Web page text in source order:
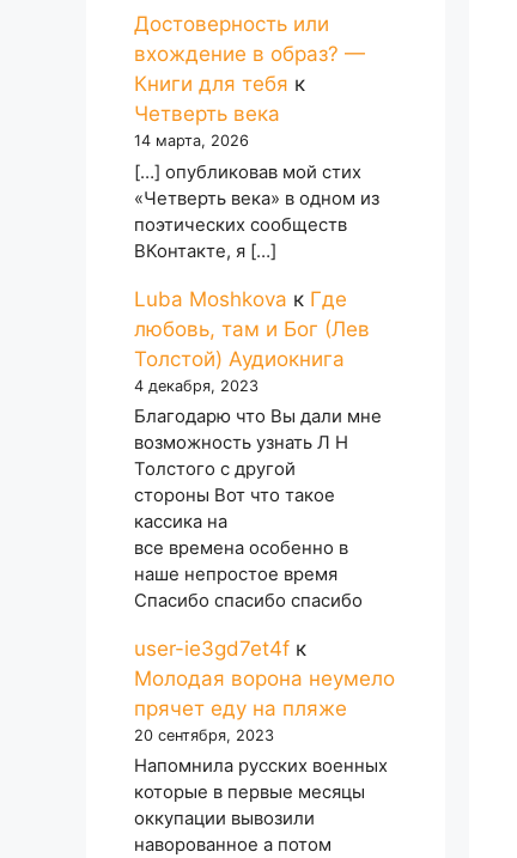
Достоверность или
вхождение в образ? —
Книги для тебя к
Четверть века
14 марта, 2026
[…] опубликовав мой стих
«Четверть века» в одном из
поэтических сообществ
ВКонтакте, я […]
Luba Moshkova к Где
любовь, там и Бог (Лев
Толстой) Аудиокнига
4 декабря, 2023
Благодарю что Вы дали мне
возможность узнать Л Н
Толстого с другой
стороны Вот что такое
кассика на
все времена особенно в
наше непростое время
Спасибо спасибо спасибо
user-ie3gd7et4f к
Молодая ворона неумело
прячет еду на пляже
20 сентября, 2023
Напомнила русских военных
которые в первые месяцы
оккупации вывозили
наворованное а потом